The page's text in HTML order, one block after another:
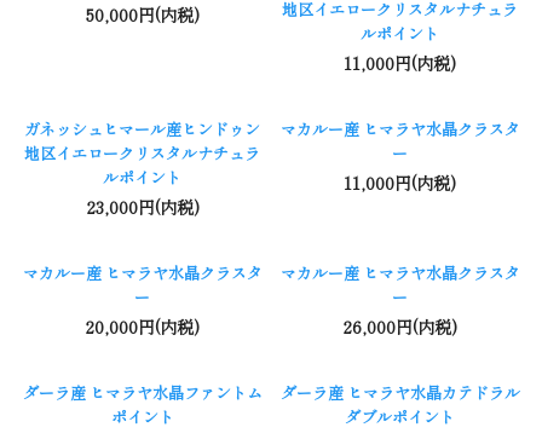
50,000円(内税)
地区イエロークリスタルナチュラ
ルポイント
11,000円(内税)
ガネッシュヒマール産ヒンドゥン
地区イエロークリスタルナチュラ
ルポイント
23,000円(内税)
マカルー産 ヒマラヤ水晶クラスタ
ー
11,000円(内税)
マカルー産 ヒマラヤ水晶クラスタ
ー
20,000円(内税)
マカルー産 ヒマラヤ水晶クラスタ
ー
26,000円(内税)
ダーラ産 ヒマラヤ水晶ファントム
ポイント
ダーラ産 ヒマラヤ水晶カテドラル
ダブルポイント